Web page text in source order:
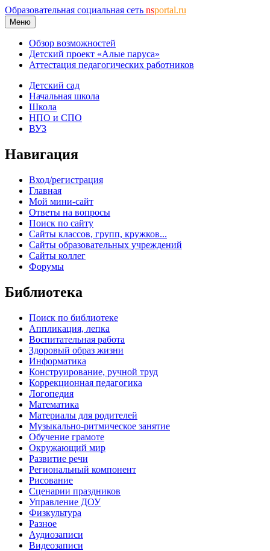
Образовательная социальная сеть nsportal.ru
Меню
Обзор возможностей
Детский проект «Алые паруса»
Аттестация педагогических работников
Детский сад
Начальная школа
Школа
НПО и СПО
ВУЗ
Навигация
Вход/регистрация
Главная
Мой мини-сайт
Ответы на вопросы
Поиск по сайту
Сайты классов, групп, кружков...
Сайты образовательных учреждений
Сайты коллег
Форумы
Библиотека
Поиск по библиотеке
Аппликация, лепка
Воспитательная работа
Здоровый образ жизни
Информатика
Конструирование, ручной труд
Коррекционная педагогика
Логопедия
Математика
Материалы для родителей
Музыкально-ритмическое занятие
Обучение грамоте
Окружающий мир
Развитие речи
Региональный компонент
Рисование
Сценарии праздников
Управление ДОУ
Физкультура
Разное
Аудиозаписи
Видеозаписи